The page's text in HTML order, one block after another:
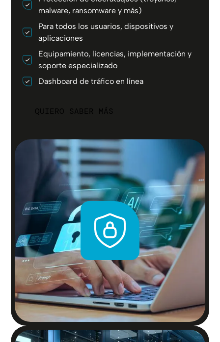
malware, ransomware y más)
Para todos los usuarios, dispositivos y
aplicaciones
Equipamiento, licencias, implementación y
soporte especializado
Dashboard de tráfico en línea
QUIERO SABER MÁS